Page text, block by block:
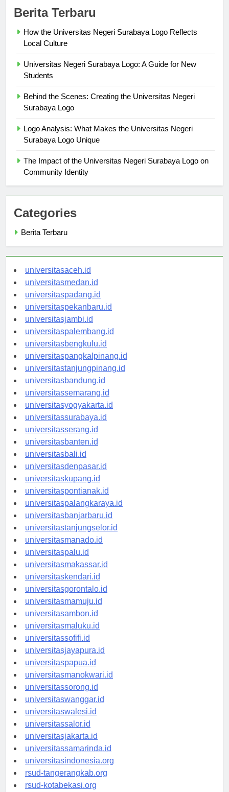
How the Universitas Negeri Surabaya Logo Reflects
Universitas Negeri Surabaya Logo: A Guide for New
Behind the Scenes: Creating the Universitas Negeri
Logo Analysis: What Makes the Universitas Negeri
The Impact of the Universitas Negeri Surabaya Logo on
Categories
universitasaceh.id
universitasmedan.id
universitaspadang.id
universitaspekanbaru.id
universitasjambi.id
universitaspalembang.id
universitasbengkulu.id
universitaspangkalpinang.id
universitastanjungpinang.id
universitasbandung.id
universitassemarang.id
universitasyogyakarta.id
universitassurabaya.id
universitasserang.id
universitasbanten.id
universitasbali.id
universitasdenpasar.id
universitaskupang.id
universitaspontianak.id
universitaspalangkaraya.id
universitasbanjarbaru.id
universitastanjungselor.id
universitasmanado.id
universitaspalu.id
universitasmakassar.id
universitaskendari.id
universitasgorontalo.id
universitasmamuju.id
universitasambon.id
universitasmaluku.id
universitassofifi.id
universitasjayapura.id
universitaspapua.id
universitasmanokwari.id
universitassorong.id
universitaswanggar.id
universitaswalesi.id
universitassalor.id
universitasjakarta.id
universitassamarinda.id
universitasindonesia.org
rsud-tangerangkab.org